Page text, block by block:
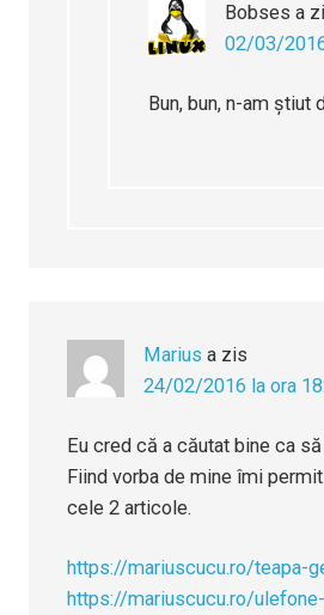
Bobses a
02/03/
Bun, bun, n-am știut
Marius a zis
24/02/2016 la ora
Eu cred că a căutat bine ca
Fiind vorba de mine îmi
cele 2 articole.
https://mariuscucu.ro/teapa-
https://mariuscucu.ro/